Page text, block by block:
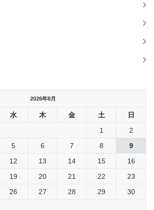
2026年8月
水 木 金 土 日
1
2
5 6 7 8
9
12 13 14 15
16
19 20 21 22
23
26 27 28 29
30